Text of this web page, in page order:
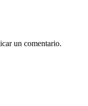
un comentario.